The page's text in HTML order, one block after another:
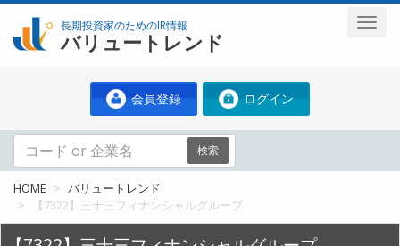
長期投資家のためのIR情報
バリュートレンド
会員登録 ログイン
検索
HOME
バリュートレンド
【7322】三十三フィナンシャルグループ